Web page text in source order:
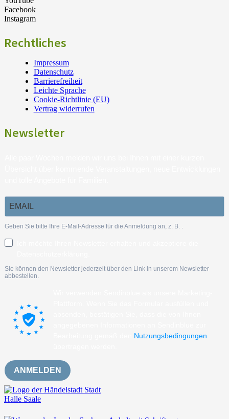
Facebook
Instagram
Rechtliches
Impressum
Datenschutz
Barrierefreiheit
Leichte Sprache
Cookie-Richtlinie (EU)
Vertrag widerrufen
Newsletter
Geben Sie bitte Ihre E-Mail-Adresse für die Anmeldung an, z. B.
Sie können den Newsletter jederzeit über den Link in unserem Newsletter
abbestellen.
Nutzungsbedingungen
ANMELDEN